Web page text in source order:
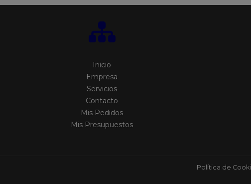
Inicio
Empresa
Servicios
Contacto
Mis Pedidos
Mis Presupuestos
Política de